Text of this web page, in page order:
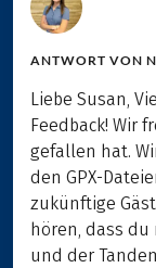
ANTWORT VON
Liebe Susan,
Feedback! Wir
gefallen hat.
den GPX-
zukünftige
hören, dass du
und der